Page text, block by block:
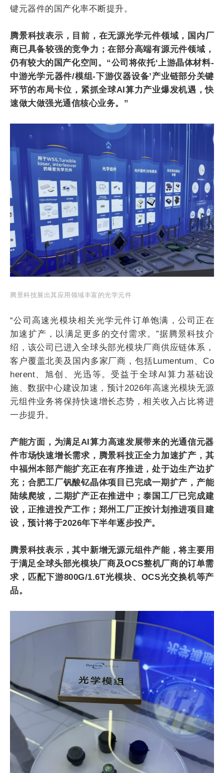
键元器件的国产化率不断提升。
腾景科技表示，目前，在无源光学元件领域，国内厂
商已具备较强的竞争力；在部分高端有源元件领域，
仍有较大的国产化空间。“公司将依托‘上游晶体材料-
中游光学元器件/模组-下游仪器设备’产业链部分关键
环节的布局卡位，紧抓全球AI算力产业爆发机遇，快
速做大做强光通信核心业务。”
腾景科技展出其应用领域丰富的光学元件
“公司高速光模块相关光学元件订单饱满，公司正在
加速扩产，以满足更多的交付需求。”据腾景科技介
绍，该公司已进入全球头部光模块厂商供应链体系，
客户覆盖北美及国内多家厂商，包括Lumentum、Co
herent、旭创、光迅等。受益于全球AI算力基础设
施、数据中心建设加速，预计2026年高速光模块无源
元组件业务将保持快速增长态势，相关收入占比将进
一步提升。
产能方面，为满足AI算力高速发展带来的光通信元器
件市场快速增长需求，腾景科技正全力加速扩产，其
中福州本部产能扩充正在有序推进，处于边生产边扩
充；合肥工厂钒酸钇晶体项目已完成一期扩产，产能
陆续爬坡，二期扩产正在推进中；泰国工厂已完成建
设，正推进投产工作；郑州工厂正按计划推进项目建
设，预计将于2026年下半年逐步投产。
腾景科技表示，其中新增无源元组件产能，将主要用
于满足全球头部光模块厂商及OCS整机厂商的订单需
求，匹配下游800G/1.6T光模块、OCS光交换机等产
品。